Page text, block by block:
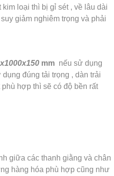
loại thì bị gỉ sét , về lâu dài
giảm nghiêm trọng và phải
mm nếu sử dụng
đúng tải trọng , dàn trải
hợp thì sẽ có độ bền rất
giữa các thanh giằng và chân
hàng hóa phù hợp cũng như